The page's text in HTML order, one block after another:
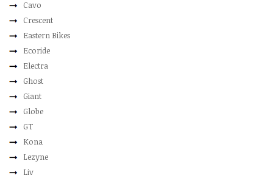
Cavo
Crescent
Eastern Bikes
Ecoride
Electra
Ghost
Giant
Globe
GT
Kona
Lezyne
Liv